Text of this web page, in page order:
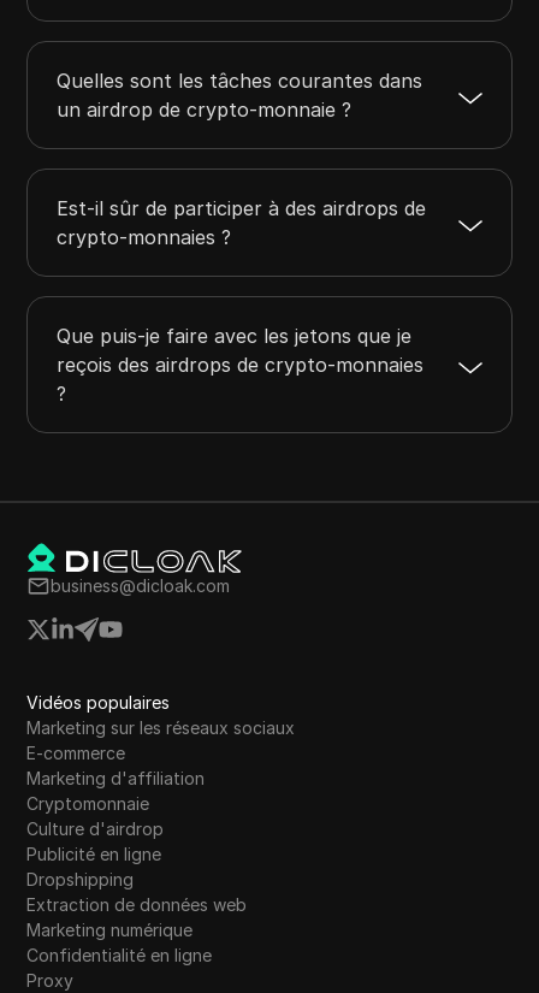
Quelles sont les tâches courantes dans
un airdrop de crypto-monnaie ?
Est-il sûr de participer à des airdrops de
crypto-monnaies ?
Que puis-je faire avec les jetons que je
reçois des airdrops de crypto-monnaies
?
business@dicloak.com
Vidéos populaires
Marketing sur les réseaux sociaux
E-commerce
Marketing d'affiliation
Cryptomonnaie
Culture d'airdrop
Publicité en ligne
Dropshipping
Extraction de données web
Marketing numérique
Confidentialité en ligne
Proxy